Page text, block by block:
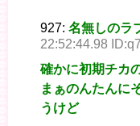
927: 名無しのラ
22:52:44.98
確かに初期チカ
まぁのんたんに
うけど